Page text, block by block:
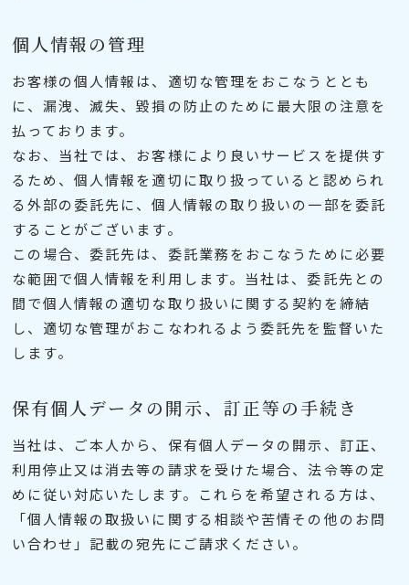
個人情報の管理
お客様の個人情報は、適切な管理をおこなうととも
に、漏洩、滅失、毀損の防止のために最大限の注意を
払っております。
なお、当社では、お客様により良いサービスを提供す
るため、個人情報を適切に取り扱っていると認められ
る外部の委託先に、個人情報の取り扱いの一部を委託
することがございます。
この場合、委託先は、委託業務をおこなうために必要
な範囲で個人情報を利用します。当社は、委託先との
間で個人情報の適切な取り扱いに関する契約を締結
し、適切な管理がおこなわれるよう委託先を監督いた
します。
保有個人データの開示、訂正等の手続き
当社は、ご本人から、保有個人データの開示、訂正、
利用停止又は消去等の請求を受けた場合、法令等の定
めに従い対応いたします。これらを希望される方は、
「個人情報の取扱いに関する相談や苦情その他のお問
い合わせ」記載の宛先にご請求ください。